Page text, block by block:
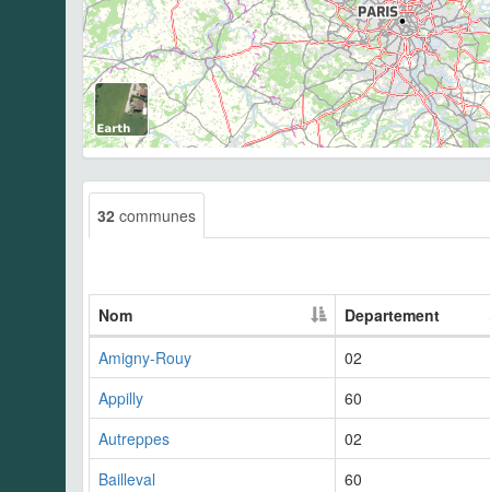
32 communes
Nom
Departement
Amigny-Rouy
02
Appilly
60
Autreppes
02
Bailleval
60